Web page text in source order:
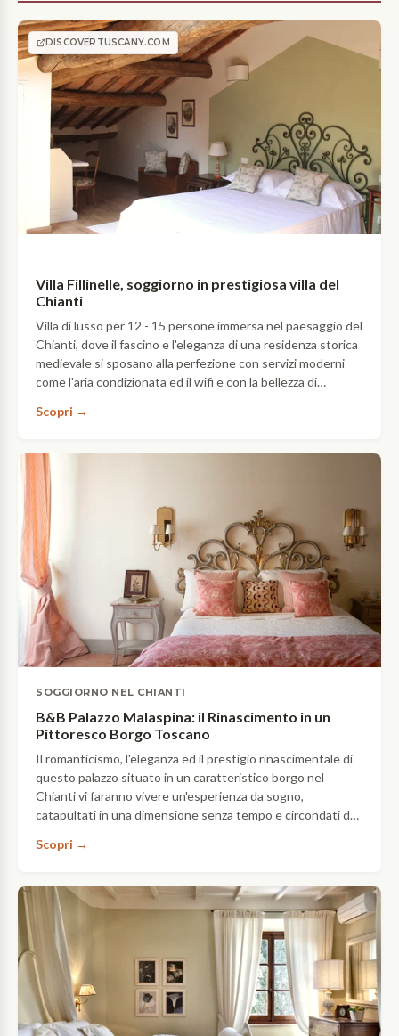
DISCOVERTUSCANY.COM
Villa Fillinelle, soggiorno in prestigiosa villa del
Chianti
Villa di lusso per 12 - 15 persone immersa nel paesaggio del
Chianti, dove il fascino e l'eleganza di una residenza storica
medievale si sposano alla perfezione con servizi moderni
come l'aria condizionata ed il wifi e con la bellezza di
giardino.
Scopri →
SOGGIORNO NEL CHIANTI
B&B Palazzo Malaspina: il Rinascimento in un
Pittoresco Borgo Toscano
Il romanticismo, l'eleganza ed il prestigio rinascimentale di
questo palazzo situato in un caratteristico borgo nel
Chianti vi faranno vivere un'esperienza da sogno,
catapultati in una dimensione senza tempo e circondati da
la…
Scopri →